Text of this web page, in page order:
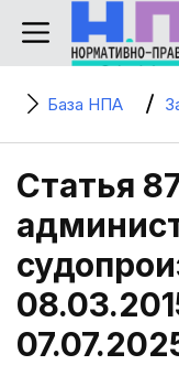
База НПА
Статья